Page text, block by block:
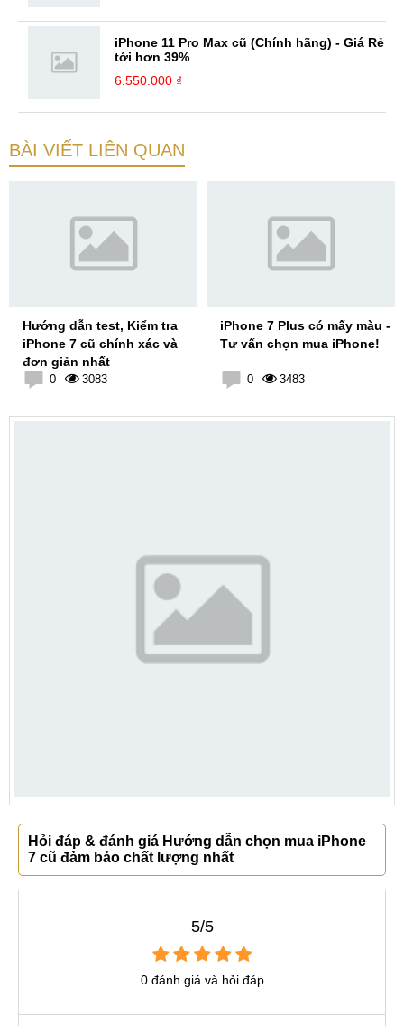
iPhone 11 Pro Max cũ (Chính hãng) - Giá Rẻ
tới hơn 39%
6.550.000 ₫
BÀI VIẾT LIÊN QUAN
Hướng dẫn test, Kiểm tra
iPhone 7 cũ chính xác và
đơn giản nhất
0 3083
iPhone 7 Plus có mấy màu -
Tư vấn chọn mua iPhone!
0 3483
Hỏi đáp & đánh giá Hướng dẫn chọn mua iPhone
7 cũ đảm bảo chất lượng nhất
5/5
0 đánh giá và hỏi đáp